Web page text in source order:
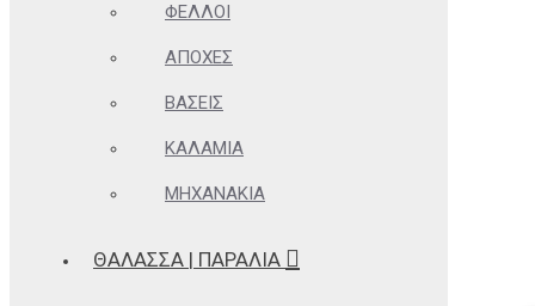
ΦΕΛΛΟΊ
ΑΠΌΧΕΣ
ΒΆΣΕΙΣ
ΚΑΛΆΜΙΑ
ΜΗΧΑΝΆΚΙΑ
ΘΆΛΑΣΣΑ | ΠΑΡΑΛΊΑ